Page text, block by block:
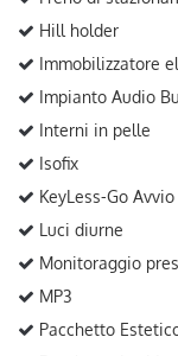
Hill holder
Immobilizzatore
Impianto Audio
Interni in pelle
Isofix
KeyLess-Go
Luci diurne
Monitoraggio
MP3
Pacchetto